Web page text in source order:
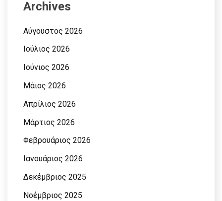
Archives
Αύγουστος 2026
Ιούλιος 2026
Ιούνιος 2026
Μάιος 2026
Απρίλιος 2026
Μάρτιος 2026
Φεβρουάριος 2026
Ιανουάριος 2026
Δεκέμβριος 2025
Νοέμβριος 2025